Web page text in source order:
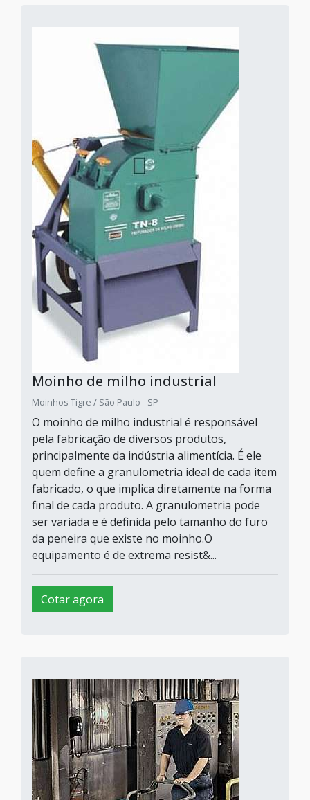
Moinho de milho industrial
Moinhos Tigre / São Paulo - SP
O moinho de milho industrial é responsável
pela fabricação de diversos produtos,
principalmente da indústria alimentícia. É ele
quem define a granulometria ideal de cada item
fabricado, o que implica diretamente na forma
final de cada produto. A granulometria pode
ser variada e é definida pelo tamanho do furo
da peneira que existe no moinho.O
equipamento é de extrema resist&...
Cotar agora